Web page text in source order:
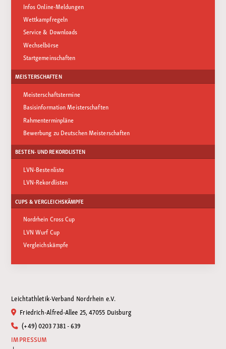
Infos Online-Meldungen
Wettkampfregeln
Service & Downloads
Wechselbörse
Startgemeinschaften
MEISTERSCHAFTEN
Meisterschaftstermine
Basisinformation Meisterschaften
Rahmenterminpläne
Bewerbung zu Deutschen Meisterschaften
BESTEN- UND REKORDLISTEN
LVN-Bestenliste
LVN-Rekordlisten
CUPS & VERGLEICHSKÄMPFE
Nordrhein Cross Cup
LVN Wurf Cup
Vergleichskämpfe
Leichtathletik-Verband Nordrhein e.V.
Friedrich-Alfred-Allee 25, 47055 Duisburg
(+49) 0203 7381 - 639
IMPRESSUM